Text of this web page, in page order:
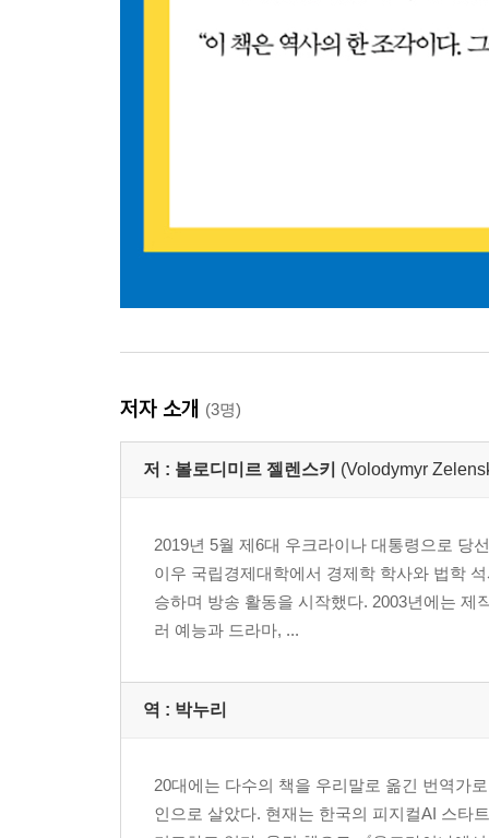
저자 소개 (3명)
저 : 볼로디미르 젤렌스키 (Volodymyr
2019년 5월 제6대 우크라이나 대통령으로 당
이우 국립경제대학에서 경제학 학사와 법학
승하며 방송 활동을 시작했다. 2003년에는
러 예능과 드라마, ...
역 : 박누리
20대에는 다수의 책을 우리말로 옮긴 번역가
인으로 살았다. 현재는 한국의 피지컬AI 스타